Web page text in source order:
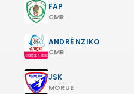
FAP
CMR
ANDRÉ NZIKO
CMR
JSK
MORUE